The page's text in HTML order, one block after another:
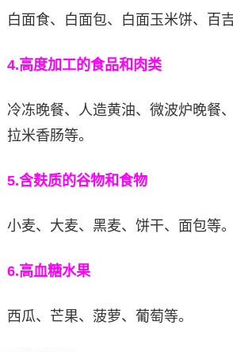
白面食、白面包、白面玉米饼、百吉
4.高度加工的食品和肉类
冷冻晚餐、人造黄油、微波炉晚餐
拉米香肠等。
5.含麸质的谷物和食物
小麦、大麦、黑麦、饼干、面包等。
6.高血糖水果
西瓜、芒果、菠萝、葡萄等。